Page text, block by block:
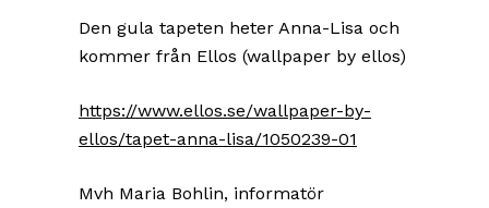
Den gula tapeten heter Anna-Lisa och
kommer från Ellos (wallpaper by ellos)
https://www.ellos.se/wallpaper-by-
ellos/tapet-anna-lisa/1050239-01
Mvh Maria Bohlin, informatör